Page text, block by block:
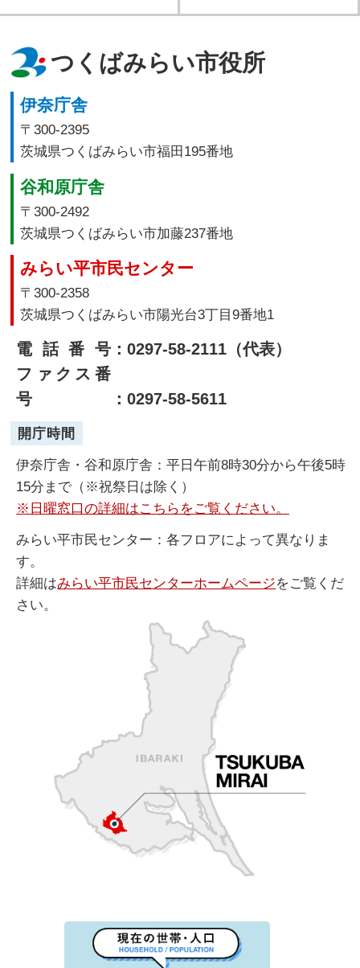
つくばみらい市役所
伊奈庁舎
〒300-2395
茨城県つくばみらい市福田195番地
谷和原庁舎
〒300-2492
茨城県つくばみらい市加藤237番地
みらい平市民センター
〒300-2358
茨城県つくばみらい市陽光台3丁目9番地1
電話番号：0297-58-2111（代表）
ファクス番
号
：0297-58-5611
開庁時間
伊奈庁舎・谷和原庁舎：平日午前8時30分から午後5時
15分まで（※祝祭日は除く）
※日曜窓口の詳細はこちらをご覧ください。
みらい平市民センター：各フロアによって異なりま
す。
詳細はみらい平市民センターホームページをご覧くだ
さい。